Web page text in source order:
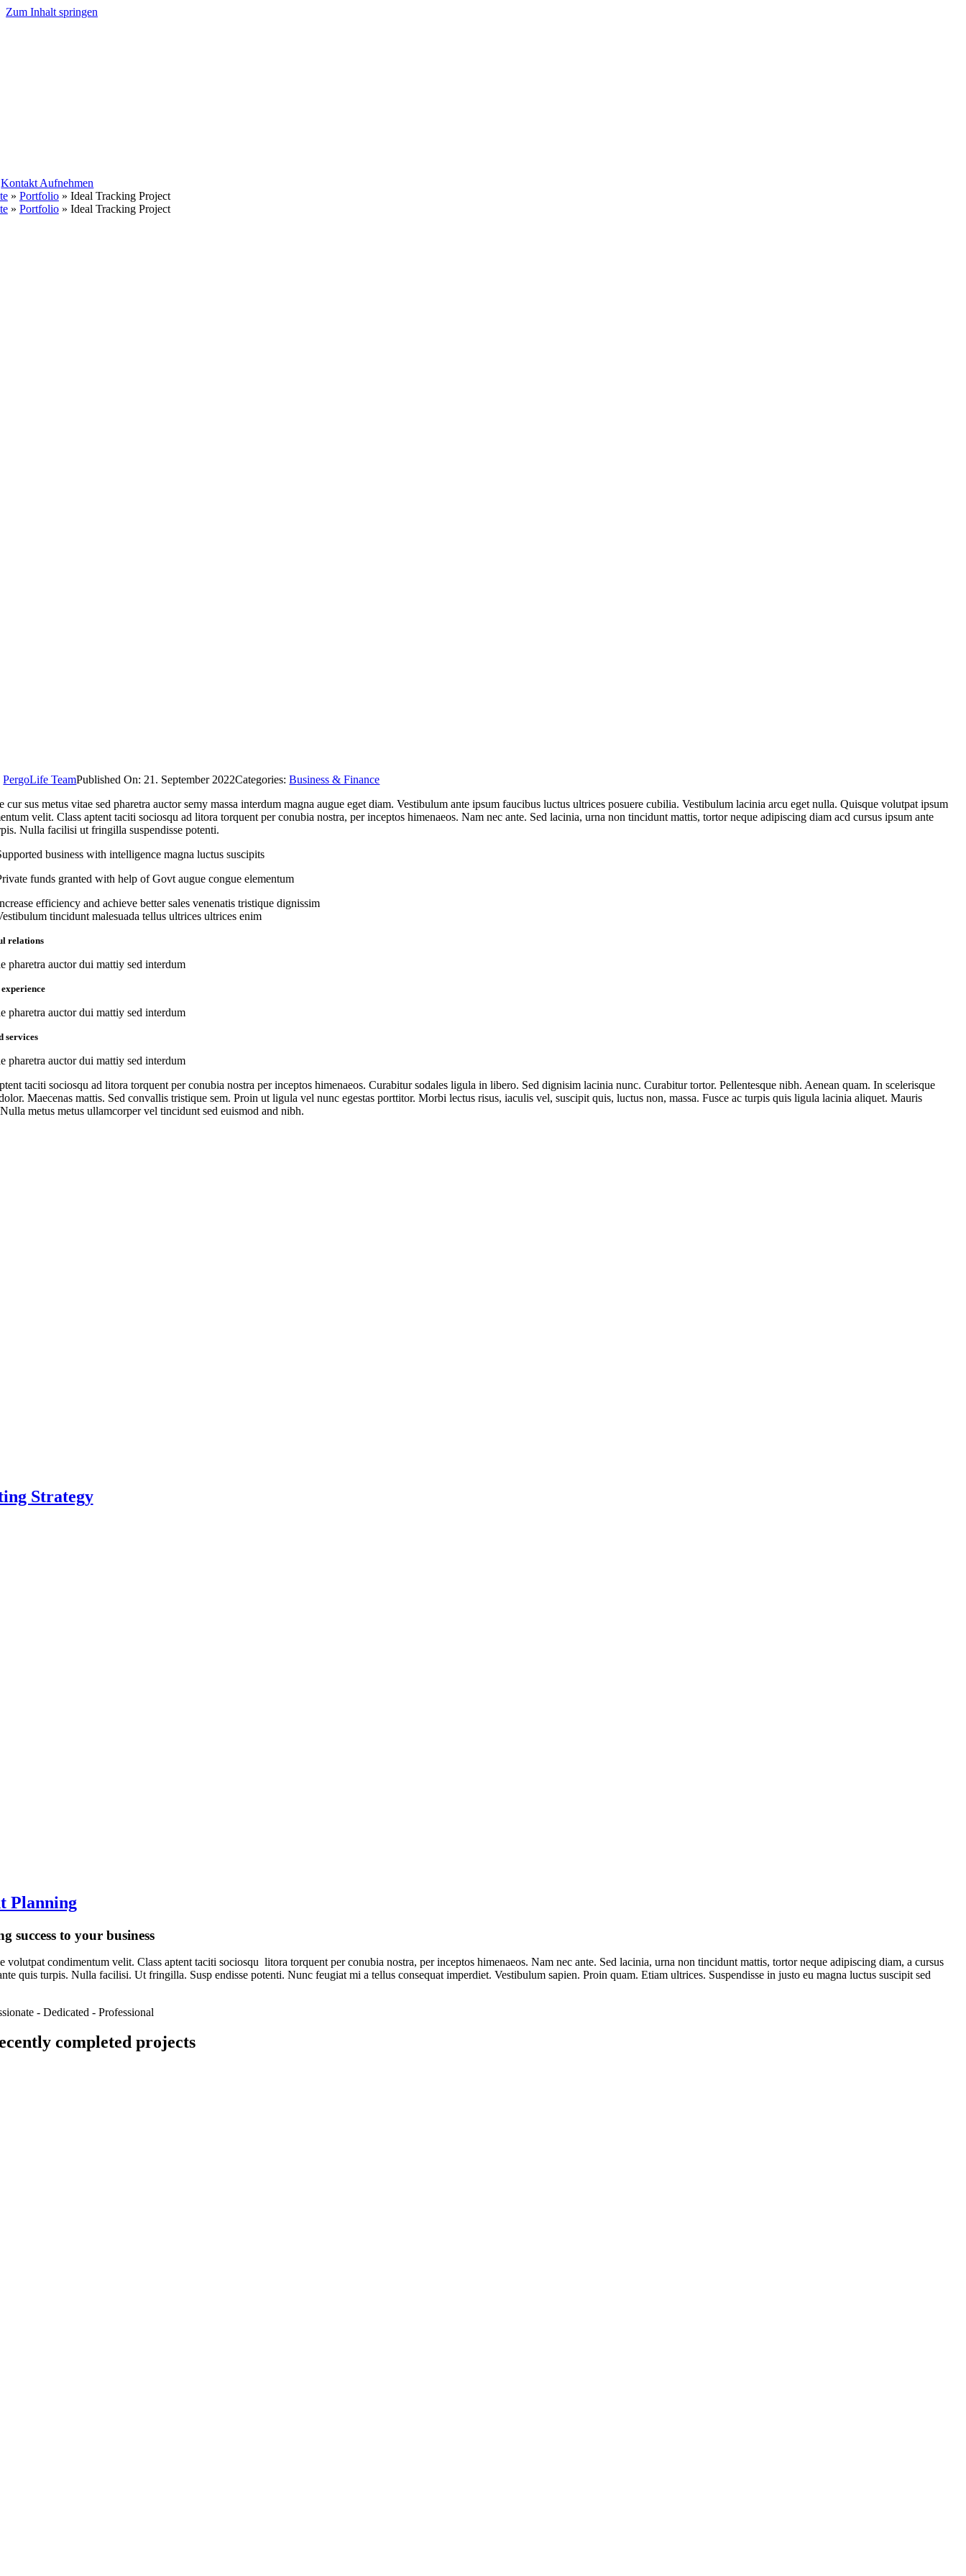
Zum Inhalt springen
Kontakt Aufnehmen
» Portfolio» Ideal Tracking Project
» Portfolio» Ideal Tracking Project
PergoLife TeamPublished On: 21. September 2022Categories:Business & Finance
cur sus metus vitae sed pharetra auctor semy massa interdum magna augue eget diam. Vestibulum ante ipsum faucibus luctus ultrices posuere cubilia. Vestibulum lacinia arcu eget nulla. Quisque volutpat ipsum
velit. Class aptent taciti sociosqu ad litora torquent per conubia nostra, per inceptos himenaeos. Nam nec ante. Sed lacinia, urna non tincidunt mattis, tortor neque adipiscing diam acd cursus ipsum ante
Nulla facilisi ut fringilla suspendisse potenti.
business with intelligence magna luctus suscipits
funds granted with help of Govt augue congue elementum
efficiency and achieve better sales venenatis tristique dignissim
tincidunt malesuada tellus ultrices ultrices enim
relations
pharetra auctor dui mattiy sed interdum
pharetra auctor dui mattiy sed interdum
services
pharetra auctor dui mattiy sed interdum
taciti sociosqu ad litora torquent per conubia nostra per inceptos himenaeos. Curabitur sodales ligula in libero. Sed dignisim lacinia nunc. Curabitur tortor. Pellentesque nibh. Aenean quam. In scelerisque
Maecenas mattis. Sed convallis tristique sem. Proin ut ligula vel nunc egestas porttitor. Morbi lectus risus, iaculis vel, suscipit quis, luctus non, massa. Fusce ac turpis quis ligula lacinia aliquet. Mauris
metus metus ullamcorper vel tincidunt sed euismod and nibh.
Strategy
Planning
success to your business
volutpat condimentum velit. Class aptent taciti sociosqu litora torquent per conubia nostra, per inceptos himenaeos. Nam nec ante. Sed lacinia, urna non tincidunt mattis, tortor neque adipiscing diam, a cursus
quis turpis. Nulla facilisi. Ut fringilla. Susp endisse potenti. Nunc feugiat mi a tellus consequat imperdiet. Vestibulum sapien. Proin quam. Etiam ultrices. Suspendisse in justo eu magna luctus suscipit sed
- Dedicated - Professional
completed projects